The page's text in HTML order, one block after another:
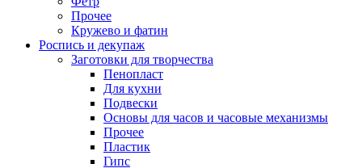
Прочее
Кружево и фатин
Роспись и декупаж
Заготовки для творчества
Пенопласт
Для кухни
Подвески
Основы для часов и часовые механизмы
Прочее
Пластик
Гипс